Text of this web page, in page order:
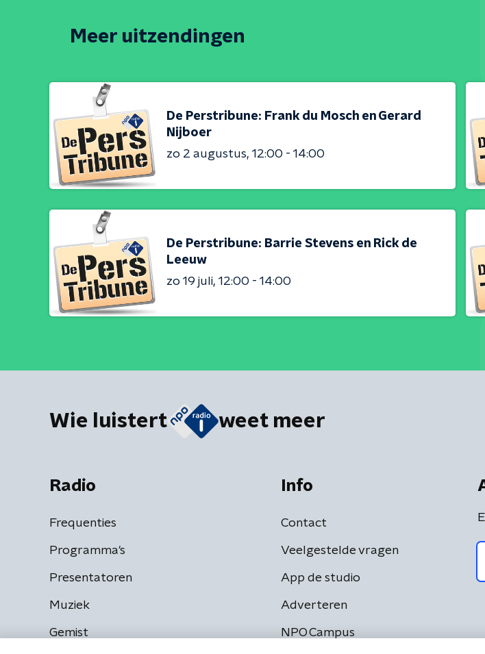
Meer uitzendingen
De Perstribune: Frank du Mosch en Gerard
Nijboer
zo 2 augustus 12:00 - 14:00
De Perstribune: Barrie Stevens en Rick de
Leeuw
zo 19 juli 12:00 - 14:00
Wie luistert weet meer
Radio
Frequenties
Programma's
Presentatoren
Muziek
Gemist
Info
Contact
Veelgestelde vragen
App de studio
Adverteren
NPO Campus